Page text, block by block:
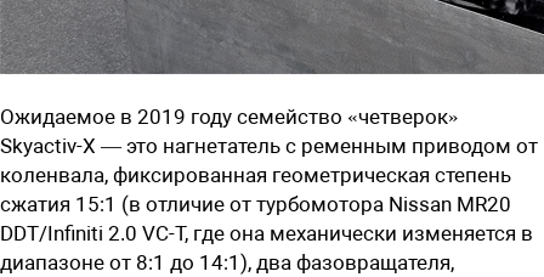
Ожидаемое в 2019 году семейство «четверок»
Skyactiv-X — это нагнетатель с ременным приводом от
коленвала, фиксированная геометрическая степень
сжатия 15:1 (в отличие от турбомотора Nissan MR20
DDT/Infiniti 2.0 VC-T, где она механически изменяется в
диапазоне от 8:1 до 14:1), два фазовращателя,